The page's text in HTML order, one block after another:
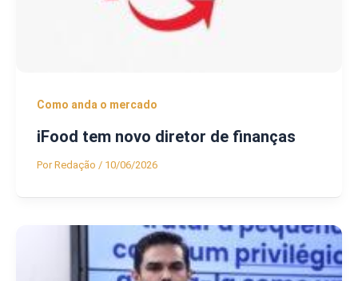
Como anda o mercado
iFood tem novo diretor de finanças
PorRedação / 10/06/2026